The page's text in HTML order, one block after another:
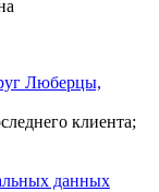
Люберцы,
клиента;
данных